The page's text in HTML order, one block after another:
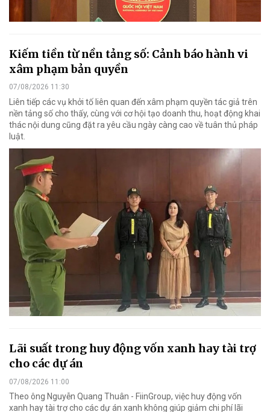
Kiếm tiền từ nền tảng số: Cảnh báo hành vi
xâm phạm bản quyền
07/08/2026 11:30
Liên tiếp các vụ khởi tố liên quan đến xâm phạm quyền tác giả trên
nền tảng số cho thấy, cùng với cơ hội tạo doanh thu, hoạt động khai
thác nội dung cũng đặt ra yêu cầu ngày càng cao về tuân thủ pháp
luật.
Lãi suất trong huy động vốn xanh hay tài trợ
cho các dự án
07/08/2026 11:00
Theo ông Nguyễn Quang Thuân - FiinGroup, việc huy động vốn
xanh hay tài trợ cho các dự án xanh không giúp giảm chi phí lãi